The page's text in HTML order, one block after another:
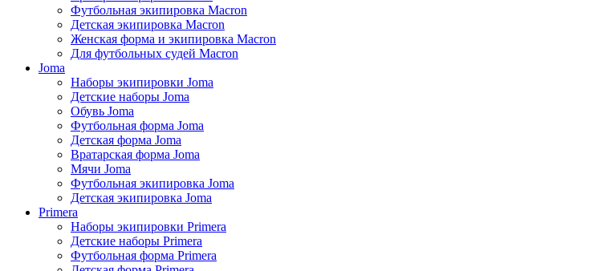
Футбольная экипировка Macron
Детская экипировка Macron
Женская форма и экипировка Macron
Для футбольных судей Macron
Joma
Наборы экипировки Joma
Детские наборы Joma
Обувь Joma
Футбольная форма Joma
Детская форма Joma
Вратарская форма Joma
Мячи Joma
Футбольная экипировка Joma
Детская экипировка Joma
Primera
Наборы экипировки Primera
Детские наборы Primera
Футбольная форма Primera